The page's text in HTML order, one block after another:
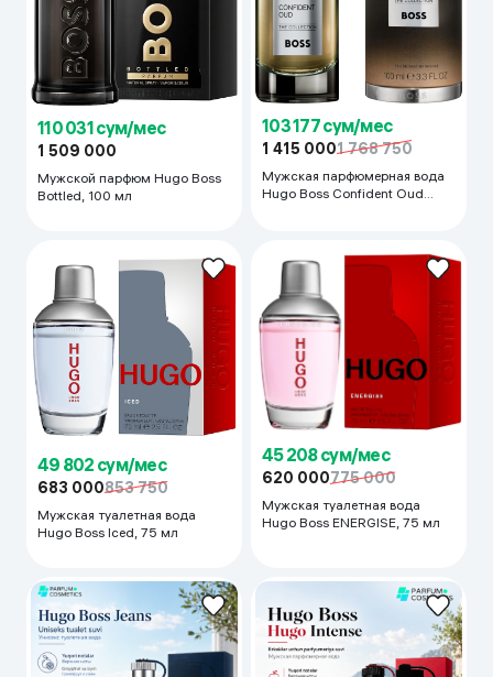
110 031 сум/мес
1 509 000
Мужской парфюм Hugo Boss
Bottled, 100 мл
103 177 сум/мес
1 415 0001 768 750
Мужская парфюмерная вода
Hugo Boss Confident Oud
49 802 сум/мес
683 000853 750
Мужская туалетная вода
Hugo Boss Iced, 75 мл
45 208 сум/мес
620 000775 000
Мужская туалетная вода
Hugo Boss ENERGISE, 75 мл